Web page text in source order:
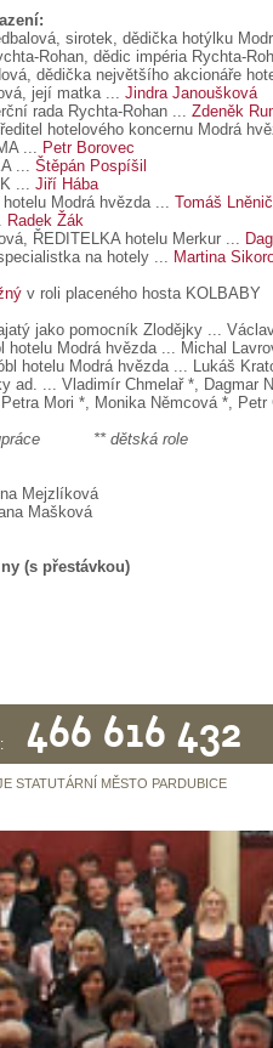
sirotek, dědička hotýlku
Rohan, dědic impéria Rychta-
dědička největšího akcionáře
její matka ... Jindra Janoušková
rada Rychta-Rohan ... Zdeněk
hotelového koncernu Modrá
... Petr Borovec
... Štěpán Pospíšil
... Jiří Hába
Modrá hvězda ... Tomáš
Radek Žák
ŘEDITELKA hotelu Merkur ...
na hotely ... Martina
v roli placeného hosta KOLBABY
jako pomocník Zlodějky ...
hotelu Modrá hvězda ... Michal
hotelu Modrá hvězda ... Lukáš
ad. ... Vladimír Chmelař *, Dagmar
Mori *, Monika Němcová *,
** dětská role
Mejzlíková
Mašková
(s přestávkou)
466 616 432
STATUTÁRNÍ MĚSTO PARDUBICE